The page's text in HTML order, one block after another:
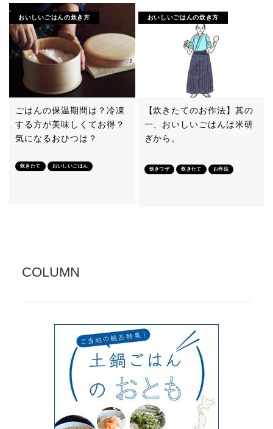
おいしいごはんの炊き方
ごはんの保温期間は？冷凍
する方が美味しくてお得？
気になるおひつは？
炊きたて おいしいごはん
おいしいごはんの炊き方
【炊きたてのお作法】其の
一、おいしいごはんは米研
ぎから。
炊きワザ 炊きたて お作法
COLUMN